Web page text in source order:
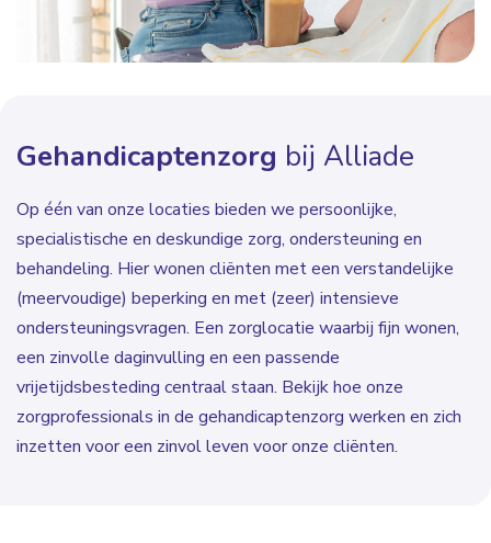
Gehandicaptenzorg bij Alliade
Op één van onze locaties bieden we persoonlijke,
specialistische en deskundige zorg, ondersteuning en
behandeling. Hier wonen cliënten met een verstandelijke
(meervoudige) beperking en met (zeer) intensieve
ondersteuningsvragen. Een zorglocatie waarbij fijn wonen,
een zinvolle daginvulling en een passende
vrijetijdsbesteding centraal staan. Bekijk hoe onze
zorgprofessionals in de gehandicaptenzorg werken en zich
inzetten voor een zinvol leven voor onze cliënten.